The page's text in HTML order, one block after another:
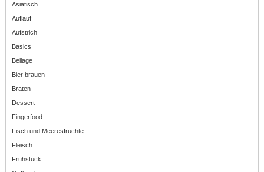
Asiatisch
Auflauf
Aufstrich
Basics
Beilage
Bier brauen
Braten
Dessert
Fingerfood
Fisch und Meeresfrüchte
Fleisch
Frühstück